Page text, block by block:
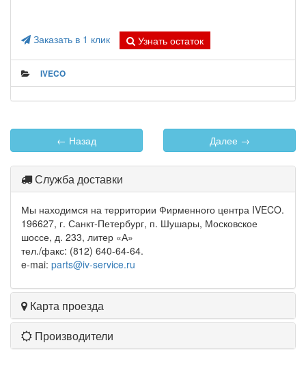
Заказать в 1 клик Узнать остаток
IVECO
← Назад Далее →
Служба доставки
Мы находимся на территории Фирменного центра IVECO.
196627, г. Санкт-Петербург, п. Шушары, Московское
шоссе, д. 233, литер «А»
тел./факс: (812) 640-64-64.
e-mai: parts@iv-service.ru
Карта проезда
Производители